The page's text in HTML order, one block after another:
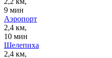
9 мин
Аэропорт
2,4 км,
10 мин
Шелепиха
2,4 км,